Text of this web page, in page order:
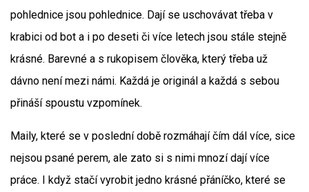
pohlednice jsou pohlednice. Dají se uschovávat třeba v
krabici od bot a i po deseti či více letech jsou stále stejně
krásné. Barevné a s rukopisem člověka, který třeba už
dávno není mezi námi. Každá je originál a každá s sebou
přináší spoustu vzpomínek.
Maily, které se v poslední době rozmáhají čím dál více, sice
nejsou psané perem, ale zato si s nimi mnozí dají více
práce. I když stačí vyrobit jedno krásné přáníčko, které se